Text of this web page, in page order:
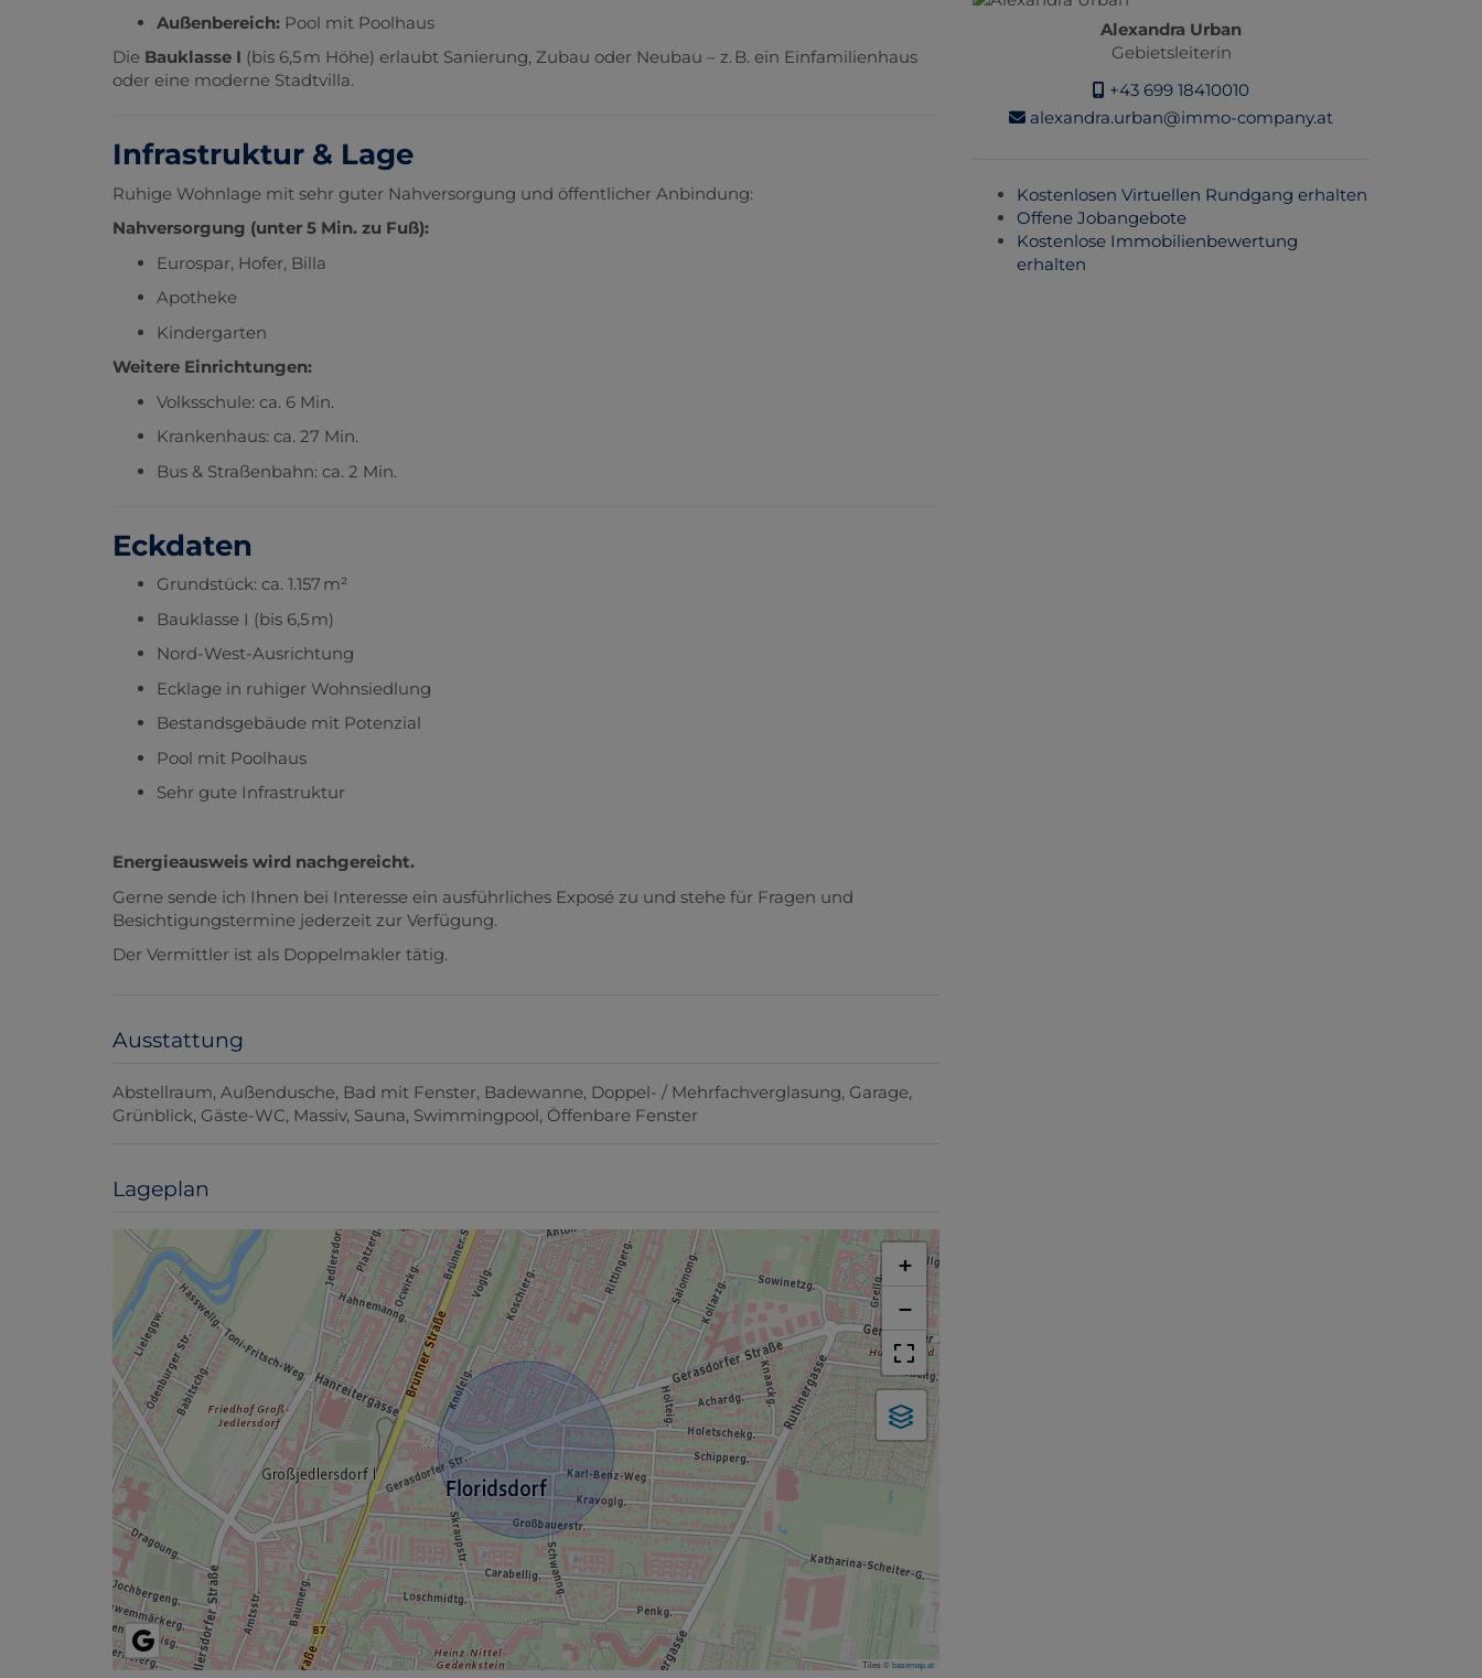
Außenbereich: Pool mit Poolhaus
Die Bauklasse I (bis 6,5 m Höhe) erlaubt Sanierung, Zubau oder Neubau – z. B. ein Einfamilienhaus
oder eine moderne Stadtvilla.
Infrastruktur & Lage
Ruhige Wohnlage mit sehr guter Nahversorgung und öffentlicher Anbindung:
Nahversorgung (unter 5 Min. zu Fuß):
Eurospar, Hofer, Billa
Apotheke
Kindergarten
Weitere Einrichtungen:
Volksschule: ca. 6 Min.
Krankenhaus: ca. 27 Min.
Bus & Straßenbahn: ca. 2 Min.
Eckdaten
Grundstück: ca. 1.157 m²
Bauklasse I (bis 6,5 m)
Nord-West-Ausrichtung
Ecklage in ruhiger Wohnsiedlung
Bestandsgebäude mit Potenzial
Pool mit Poolhaus
Sehr gute Infrastruktur
Energieausweis wird nachgereicht.
Gerne sende ich Ihnen bei Interesse ein ausführliches Exposé zu und stehe für Fragen und
Besichtigungstermine jederzeit zur Verfügung.
Der Vermittler ist als Doppelmakler tätig.
Ausstattung
Abstellraum Außendusche Bad mit Fenster Badewanne Doppel- / Mehrfachverglasung Garage
Grünblick Gäste-WC Massiv Sauna Swimmingpool Öffenbare Fenster
Lageplan
+
−
Tiles ©basemap.at
Alexandra Urban
Gebietsleiterin
+43 699 18410010
alexandra.urban@immo-company.at
Kostenlosen Virtuellen Rundgang erhalten
Offene Jobangebote
Kostenlose Immobilienbewertung
erhalten